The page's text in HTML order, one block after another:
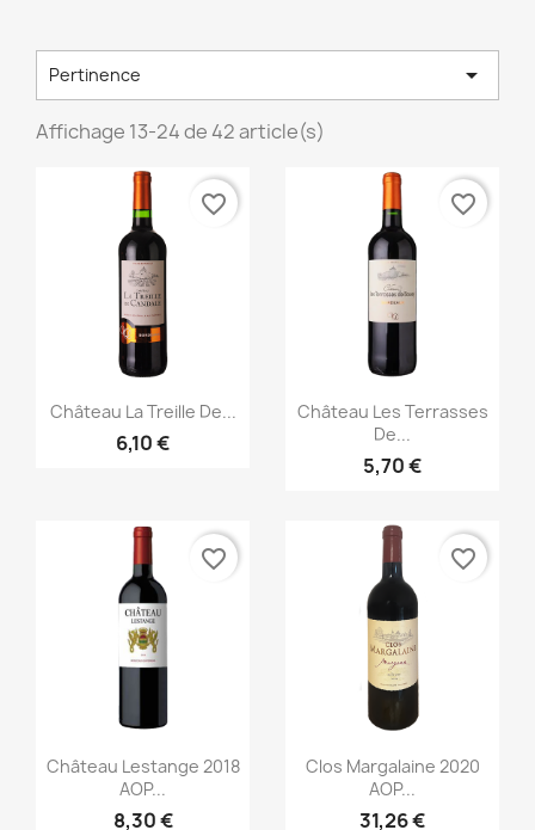
Pertinence 
Affichage 13-24 de 42 article(s)
Aperçu rapide
Château La Treille De...
6,10 €
favorite_border
Aperçu rapide
Château Les Terrasses
De...
5,70 €
favorite_border
Aperçu rapide
Château Lestange 2018
AOP...
8,30 €
favorite_border
Aperçu rapide
Clos Margalaine 2020
AOP...
31,26 €
favorite_border